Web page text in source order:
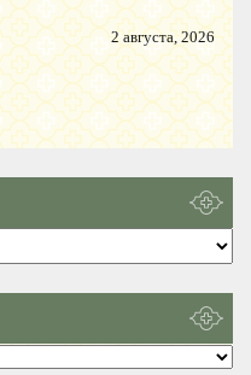
2 августа, 2026